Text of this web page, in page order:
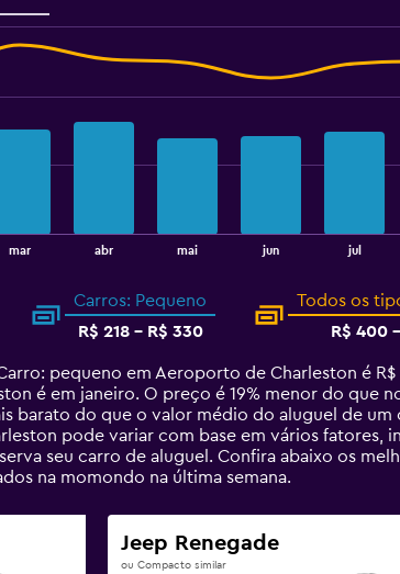
mar abr mai jun jul
Carros: Pequeno
R$ 218 - R$ 330
Todos os
R$ 400
pequeno em Aeroporto de Charleston é
é em janeiro. O preço é 19% menor do que
barato do que o valor médio do aluguel de
pode variar com base em vários
seu carro de aluguel. Confira abaixo os
na momondo na última semana.
Jeep Renegade
ou Compacto similar